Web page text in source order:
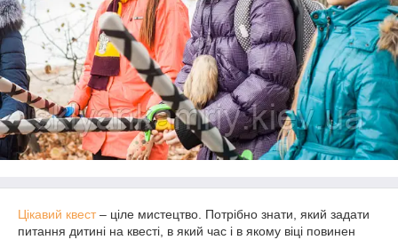
Цікавий квест– ціле мистецтво. Потрібно знати, який задати
питання дитині на квесті, в який час і в якому віці повинен